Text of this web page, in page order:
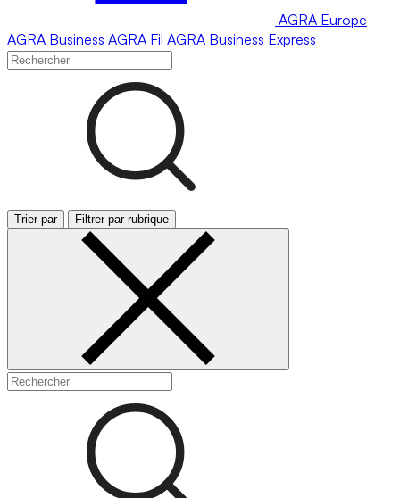
AGRA Europe
AGRA Business AGRA Fil AGRA Business Express
Trier par Filtrer par rubrique